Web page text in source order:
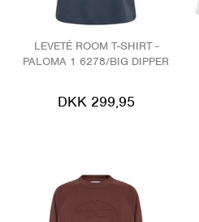
LEVETÉ ROOM T-SHIRT -
PALOMA 1 6278/BIG DIPPER
DKK 299,95